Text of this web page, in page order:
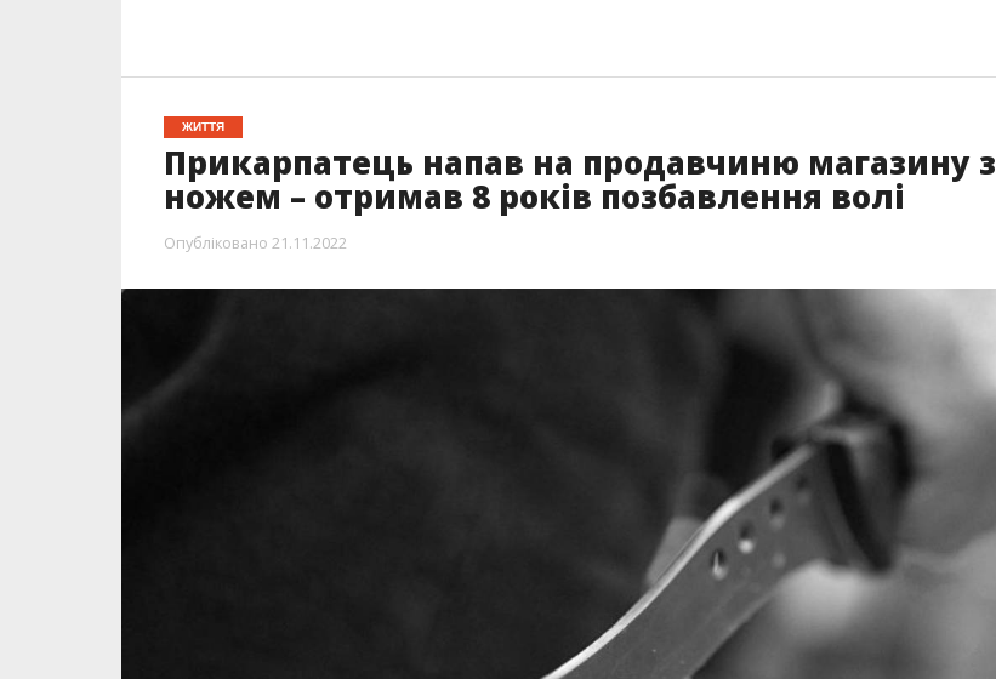
ЖИТТЯ
Прикарпатець напав на продавчиню магазину з
ножем – отримав 8 років позбавлення волі
Опубліковано 21.11.2022